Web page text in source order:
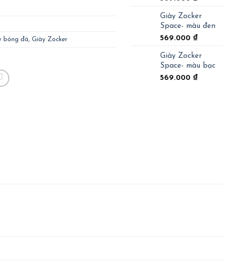
bóng đá, Giày Zocker
Giày Zocker
Space- màu đen
569.000 ₫
Giày Zocker
Space- màu bạc
569.000 ₫